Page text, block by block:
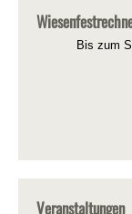
Bis zum
Veranstaltungen